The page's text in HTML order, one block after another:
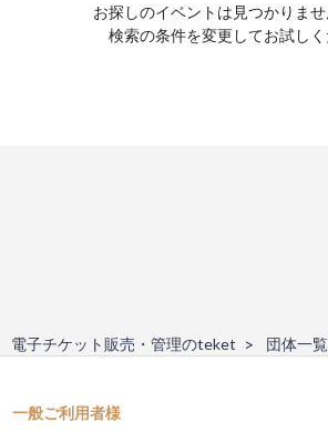
お探しのイベントは見つかりませ
検索の条件を変更してお試しく
電子チケット販売・管理のteket 団体一覧
一般ご利用者様